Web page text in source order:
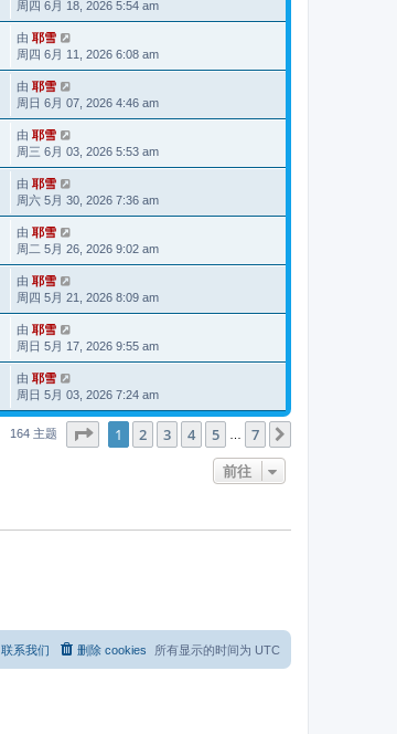
周四 6月 18, 2026 5:54 am
由 耶雪
周四 6月 11, 2026 6:08 am
由 耶雪
周日 6月 07, 2026 4:46 am
由 耶雪
周三 6月 03, 2026 5:53 am
由 耶雪
周六 5月 30, 2026 7:36 am
由 耶雪
周二 5月 26, 2026 9:02 am
由 耶雪
周四 5月 21, 2026 8:09 am
由 耶雪
周日 5月 17, 2026 9:55 am
由 耶雪
周日 5月 03, 2026 7:24 am
164 主题 分页： 1 7
1 2 3 4 5 7
前往
所有显示的时间为 UTC
删除 cookies
联系我们